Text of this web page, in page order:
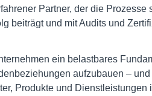
Partner, der die
beiträgt und mit Audits und
ein belastbares
aufzubauen –
Produkte und